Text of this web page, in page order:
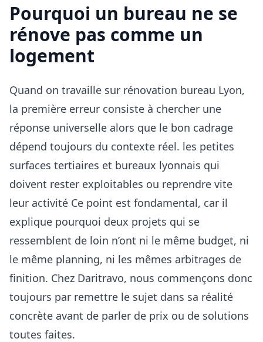
Pourquoi un bureau ne se
rénove pas comme un
logement
Quand on travaille sur rénovation bureau Lyon,
la première erreur consiste à chercher une
réponse universelle alors que le bon cadrage
dépend toujours du contexte réel. les petites
surfaces tertiaires et bureaux lyonnais qui
doivent rester exploitables ou reprendre vite
leur activité Ce point est fondamental, car il
explique pourquoi deux projets qui se
ressemblent de loin n’ont ni le même budget, ni
le même planning, ni les mêmes arbitrages de
finition. Chez Daritravo, nous commençons donc
toujours par remettre le sujet dans sa réalité
concrète avant de parler de prix ou de solutions
toutes faites.